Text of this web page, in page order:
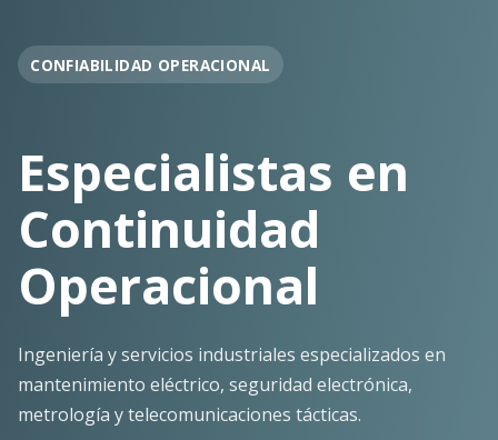
OPERACIÓN EN FAENA
Soporte
Operacional
Continuo
Despliegue ágil en terreno con los más altos
estándares de seguridad y calidad técnica para la
minería pesada.